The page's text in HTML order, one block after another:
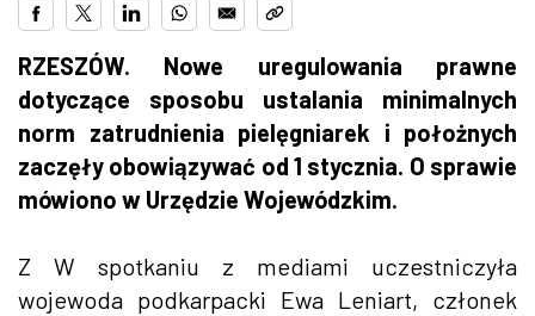
RZESZÓW. Nowe uregulowania prawne
dotyczące sposobu ustalania minimalnych
norm zatrudnienia pielęgniarek i położnych
zaczęły obowiązywać od 1 stycznia. O sprawie
mówiono w Urzędzie Wojewódzkim.
Z W spotkaniu z mediami uczestniczyła
wojewoda podkarpacki Ewa Leniart, członek